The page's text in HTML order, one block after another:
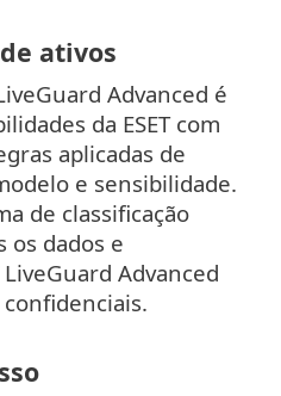
ativos
Advanced é
da ESET com
aplicadas de
e sensibilidade.
de classificação
os dados e
Advanced